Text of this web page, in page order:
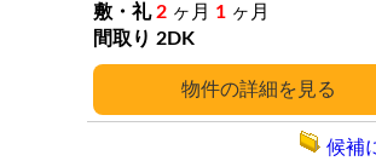
詳細
2 ヶ月 1 ヶ月
2DK
候補